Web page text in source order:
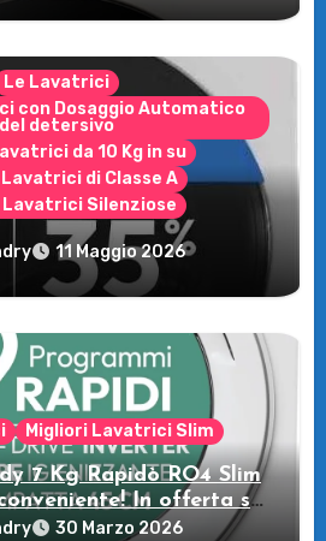
Le Lavatrici
con Dosaggio Automatico
del detersivo
da 10 Kg in su
di Classe A
Lavatrici Silenziose
della Lavatrice Candy
e flessibilità a
casa tua!
11 Maggio 2026
Migliori Lavatrici Slim
7 Kg Rapidò RO4 Slim
In offerta su
Amazon30 Marzo 2026